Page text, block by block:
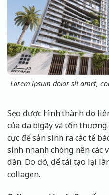
Lorem ipsum dolor sit amet,
Sẹo được hình thành do
của da bị gãy và tổn
cực để sản sinh ra các tế
sinh nhanh chóng nên các
dần. Do đó, để tái tạo lại
collagen.